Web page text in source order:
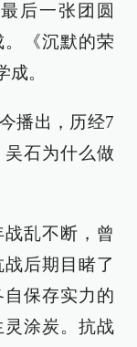
后一张团圆
《沉默的荣
。
播出，历经7
石为什么做
乱不断，曾
后期目睹了
保存实力的
涂炭。抗战